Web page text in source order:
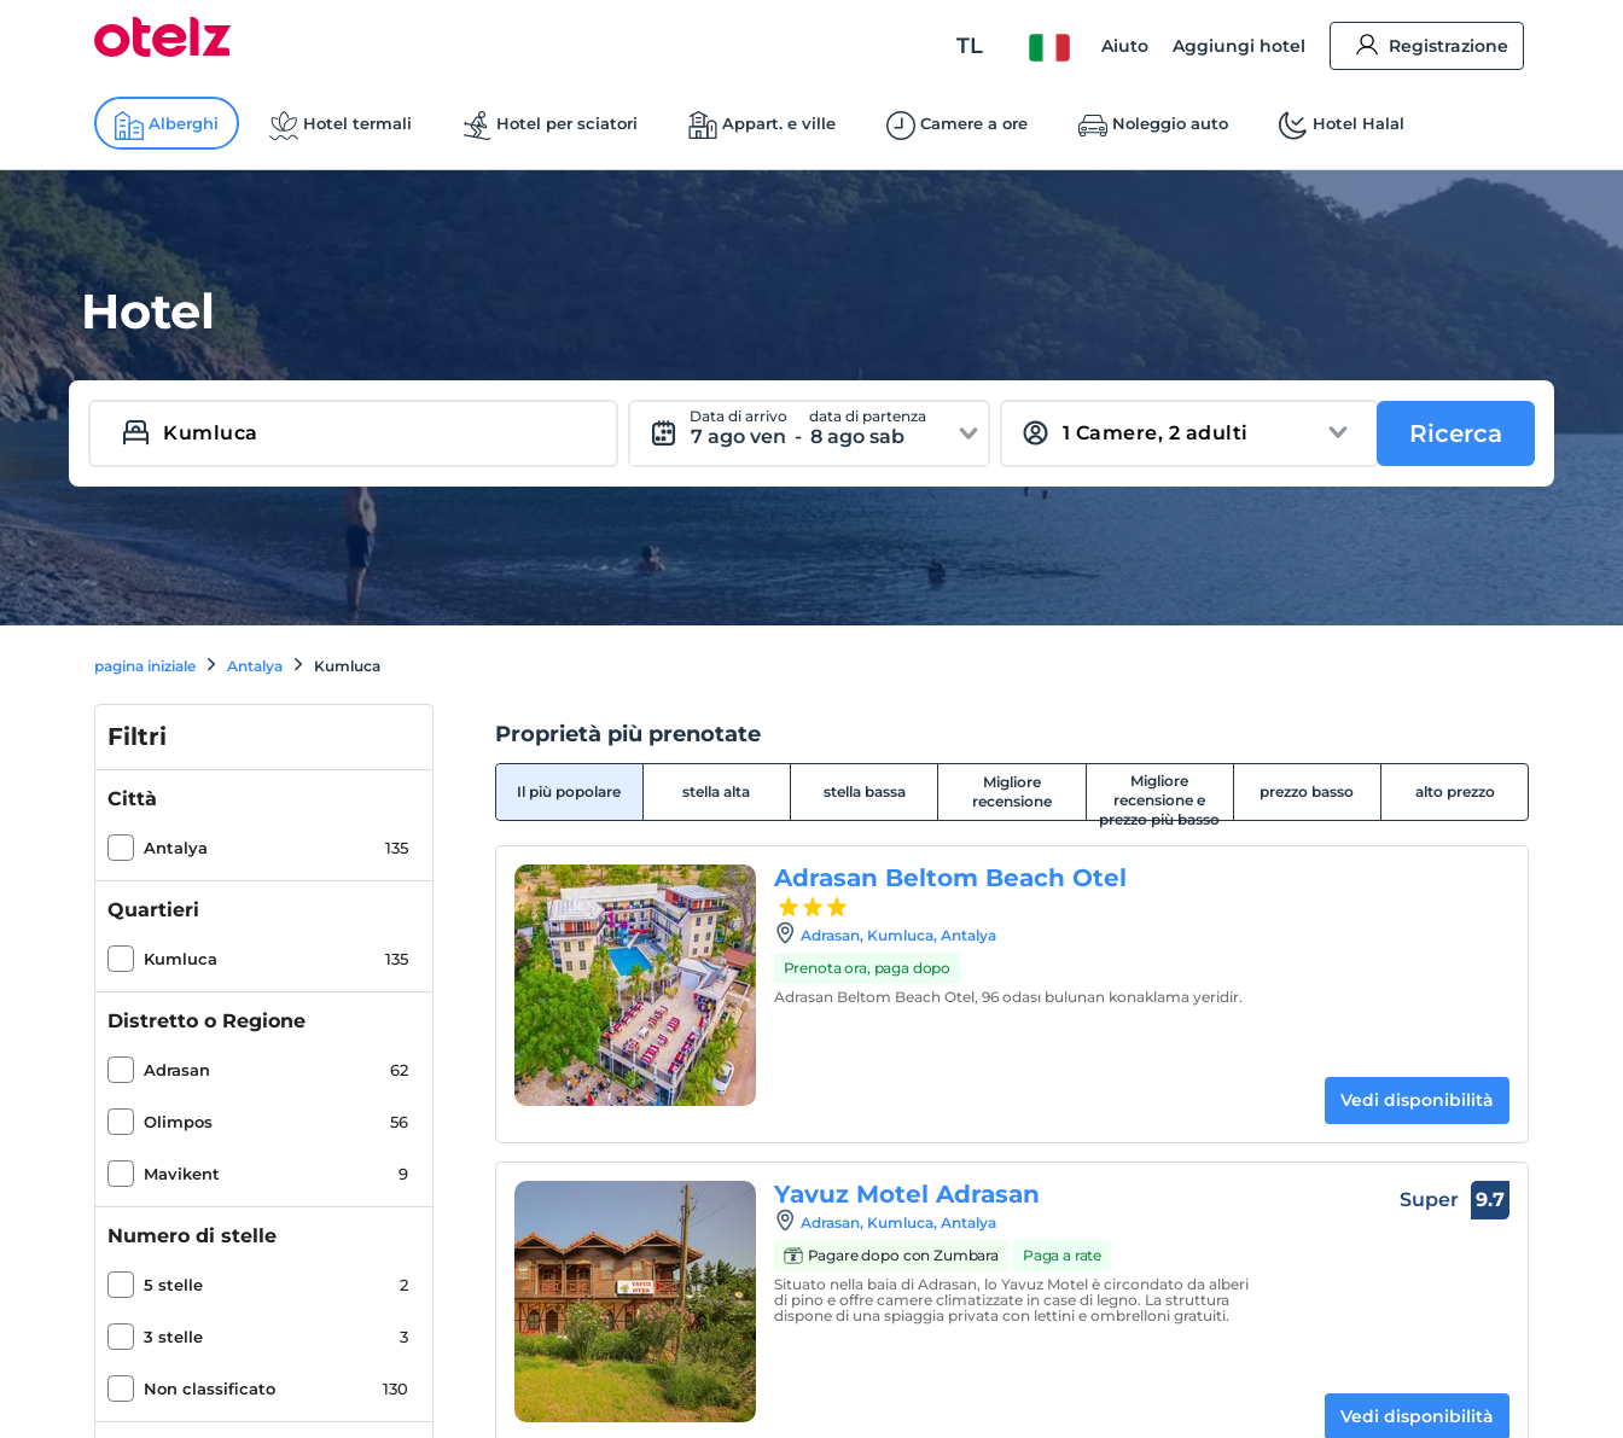
TL Aiuto Aggiungi hotel Registrazione
Alberghi Hotel termali Hotel per sciatori Appart. e ville Camere a ore Noleggio auto Hotel Halal
Hotel
Data di arrivo
7 ago ven -
data di partenza
8 ago sab Ricerca
pagina iniziale Antalya Kumluca
Filtri
Città
Antalya 135
Quartieri
Kumluca 135
Distretto o Regione
Adrasan 62
Olimpos 56
Mavikent 9
Numero di stelle
5 stelle 2
3 stelle 3
Non classificato 130
Proprietà più prenotate
Il più popolare stella alta stella bassa
Migliore
recensione
Migliore
recensione e
prezzo più basso
prezzo basso alto prezzo
Adrasan Beltom Beach Otel
Adrasan, Kumluca, Antalya
Prenota ora, paga dopo
Adrasan Beltom Beach Otel, 96 odası bulunan konaklama yeridir.
Vedi disponibilità
Yavuz Motel Adrasan
Adrasan, Kumluca, Antalya
Pagare dopo con Zumbara
Paga a rate
Situato nella baia di Adrasan, lo Yavuz Motel è circondato da alberi
di pino e offre camere climatizzate in case di legno. La struttura
dispone di una spiaggia privata con lettini e ombrelloni gratuiti.
Super 9.7
Vedi disponibilità